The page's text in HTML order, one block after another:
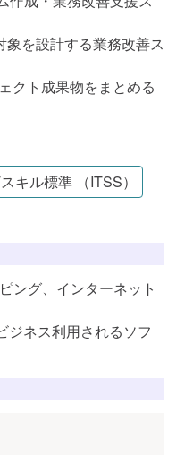
象を設計する業務改善ス
クト成果物をまとめる
キル標準 （ITSS）
ング、インターネット
ジネス利用されるソフ